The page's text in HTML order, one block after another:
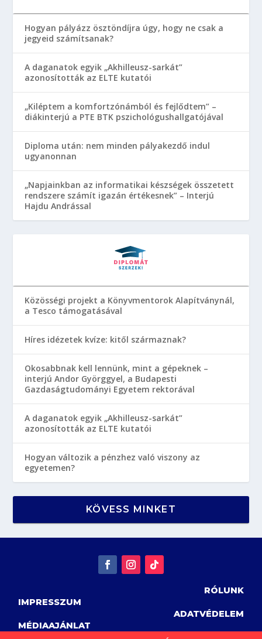
Hogyan pályázz ösztöndíjra úgy, hogy ne csak a
jegyeid számítsanak?
A daganatok egyik „Akhilleusz-sarkát”
azonosították az ELTE kutatói
„Kiléptem a komfortzónámból és fejlődtem” –
diákinterjú a PTE BTK pszichológushallgatójával
Diploma után: nem minden pályakezdő indul
ugyanonnan
„Napjainkban az informatikai készségek összetett
rendszere számít igazán értékesnek” – Interjú
Hajdu Andrással
Közösségi projekt a Könyvmentorok Alapítványnál,
a Tesco támogatásával
Híres idézetek kvíze: kitől származnak?
Okosabbnak kell lennünk, mint a gépeknek –
interjú Andor Györggyel, a Budapesti
Gazdaságtudományi Egyetem rektorával
A daganatok egyik „Akhilleusz-sarkát”
azonosították az ELTE kutatói
Hogyan változik a pénzhez való viszony az
egyetemen?
KÖVESS MINKET
RÓLUNK
IMPRESSZUM
ADATVÉDELEM
MÉDIAAJÁNLAT